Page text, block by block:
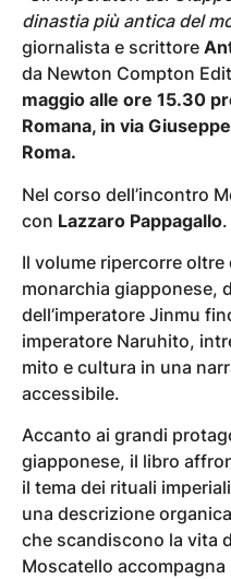
dinastia più antica del
giornalista e scrittore
da Newton Compton
maggio alle ore 15.30
Romana, in via
Roma.
Nel corso dell’incontro
con Lazzaro Pappagallo.
Il volume ripercorre
monarchia giapponese,
dell’imperatore Jinmu
imperatore Naruhito,
mito e cultura in una
accessibile.
Accanto ai grandi
giapponese, il libro
il tema dei rituali
una descrizione
che scandiscono la vita
Moscatello